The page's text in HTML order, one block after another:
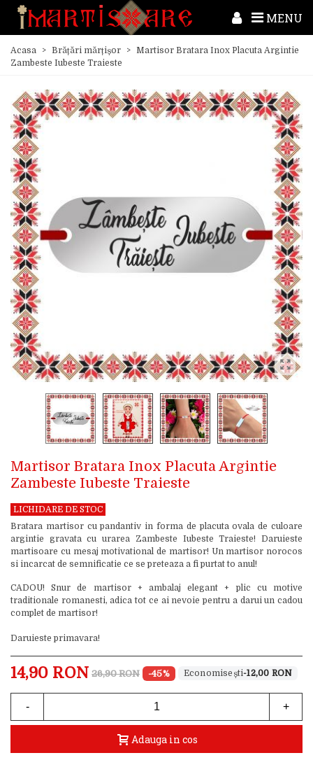
MENU
Acasa > Brățări mărțișor > Martisor Bratara Inox Placuta Argintie
Zambeste Iubeste Traieste
Martisor Bratara Inox Placuta Argintie
Zambeste Iubeste Traieste
LICHIDARE DE STOC
Bratara martisor cu pandantiv in forma de placuta ovala de culoare
argintie gravata cu urarea Zambeste Iubeste Traieste! Daruieste
martisoare cu mesaj motivational de martisor! Un martisor norocos
si incarcat de semnificatie ce se preteaza a fi purtat to anul!
CADOU! Snur de martisor + ambalaj elegant + plic cu motive
traditionale romanesti, adica tot ce ai nevoie pentru a darui un cadou
complet de martisor!
Daruieste primavara!
14,90 RON 26,90 RON -45% -12,00 RON
- +
Adauga in cos